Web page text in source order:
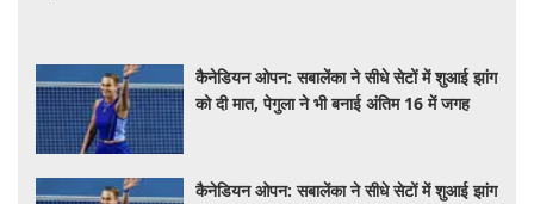
कैनेडियन ओपन: सबालेंका ने सीधे सेटों में शुआई झांग
को दी मात, पेगुला ने भी बनाई अंतिम 16 में जगह
कैनेडियन ओपन: सबालेंका ने सीधे सेटों में शुआई झांग